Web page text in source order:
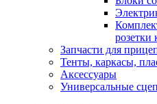
розетки
Запчасти для
Тенты, каркасы,
Аксессуары
Универсальные